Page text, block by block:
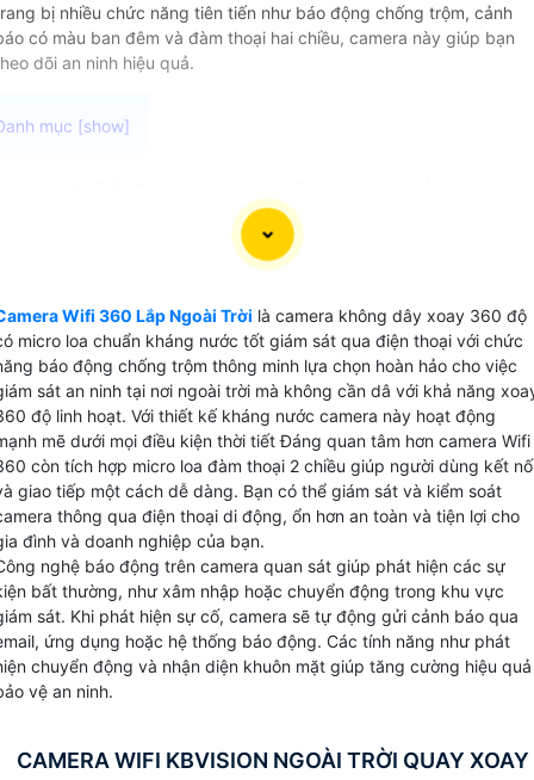
bị nhiều chức năng tiên tiến như báo động chống trộm, cảnh
có màu ban đêm và đàm thoại hai chiều, camera này giúp bạn
dõi an ninh hiệu quả.
nước tốt chức năng quay xoay và báo động chống
hiệu quả. Camera Wifi 360 Lắp Ngoài Trời phù hợp sử
cho gia đình, cửa hàng, mang lại sự an toàn và tiện
người dùng. Với độ phân giải 2.0MP công nghệ IP,
Wifi 360 ngoài trời KBvision cung cấp hình ảnh sắc
chi tiết mà không bị mờ hay nhoè. Những trang bị mới
tích hợp đem lại lợi ích cho bạn quan sát và giám sát
hoạt động xung quanh một cách rõ ràng và chính
ưu điểm vượt trội về khả năng kháng nước và chức
thông minh, Camera Wifi 360 ngoài trời KBvision là sự
chọn thông minh, tiết kiệm chi phí và mang lại hiệu quả
cho việc bảo vệ gia đình và cửa hàng của bạn.
Wifi 360 Lắp Ngoài Trời là camera không dây xoay 360 độ
micro loa chuẩn kháng nước tốt giám sát qua điện thoại với chức
báo động chống trộm thông minh lựa chọn hoàn hảo cho việc
sát an ninh tại nơi ngoài trời mà không cần dâ với khả năng
độ linh hoạt. Với thiết kế kháng nước camera này hoạt động
mẽ dưới mọi điều kiện thời tiết Đáng quan tâm hơn camera Wifi
còn tích hợp micro loa đàm thoại 2 chiều giúp người dùng kết
giao tiếp một cách dễ dàng. Bạn có thể giám sát và kiểm soát
thông qua điện thoại di động, ổn hơn an toàn và tiện lợi cho
đình và doanh nghiệp của bạn.
nghệ báo động trên camera quan sát giúp phát hiện các sự
bất thường, như xâm nhập hoặc chuyển động trong khu vực
sát. Khi phát hiện sự cố, camera sẽ tự động gửi cảnh báo qua
ứng dụng hoặc hệ thống báo động. Các tính năng như phát
chuyển động và nhận diện khuôn mặt giúp tăng cường hiệu quả
vệ an ninh.
CAMERA WIFI KBVISION NGOÀI TRỜI QUAY XOAY